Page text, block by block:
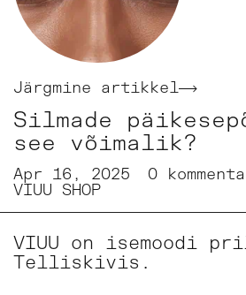
Järgmine artikkel
Silmade
see võimalik?
Apr 16, 2025
0
VIUU SHOP
VIUU on isemoodi
Telliskivis.